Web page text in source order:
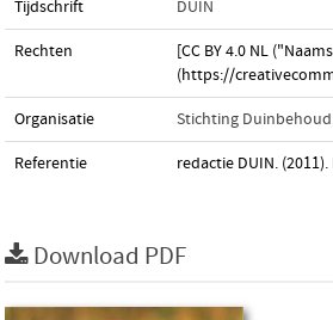
Tijdschrift DUIN
Rechten
[CC BY 4.0 NL
(https://
Organisatie Stichting Duinbehoud
Referentie redactie DUIN. (2011).
Download PDF